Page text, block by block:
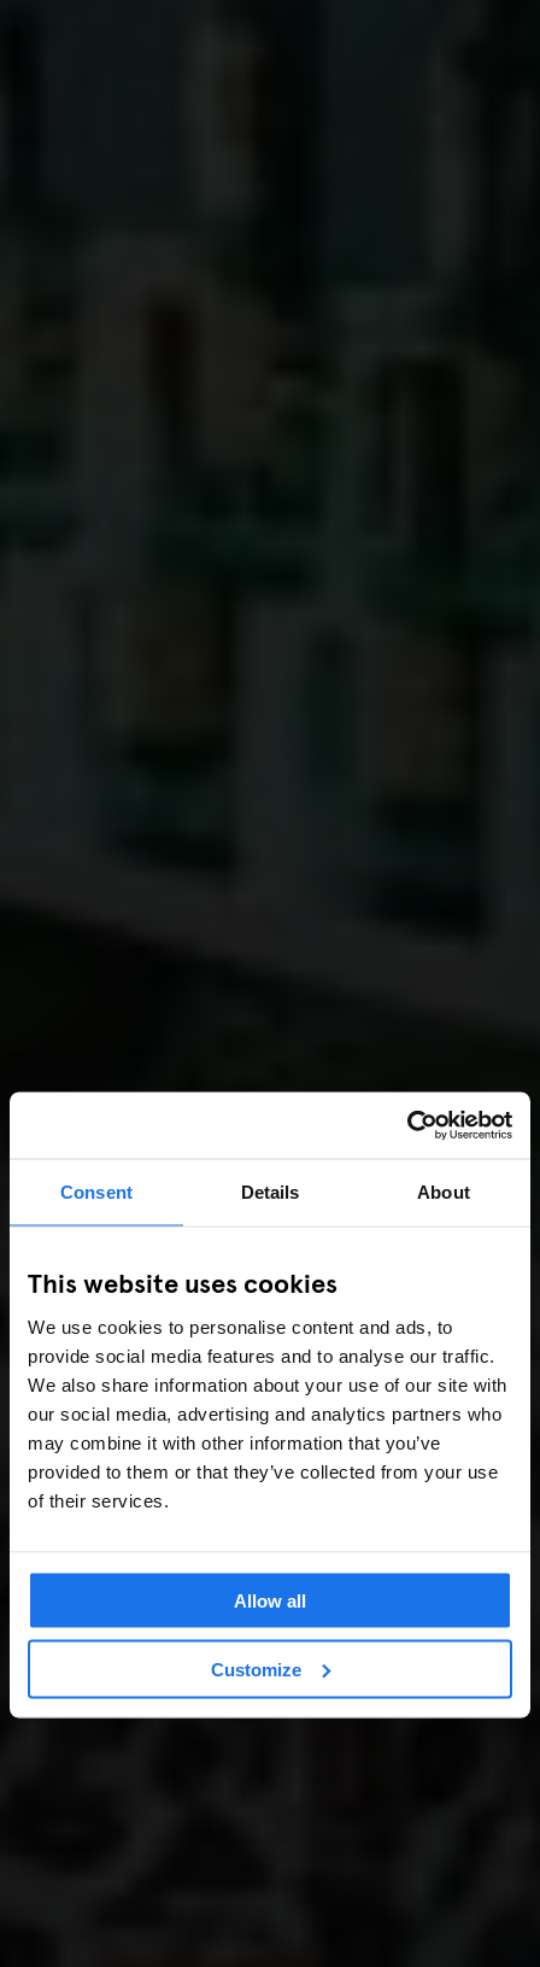
Consent Details About
This website uses cookies
We use cookies to personalise content and ads, to
provide social media features and to analyse our traffic.
We also share information about your use of our site with
our social media, advertising and analytics partners who
may combine it with other information that you’ve
provided to them or that they’ve collected from your use
of their services.
Allow all
Customize